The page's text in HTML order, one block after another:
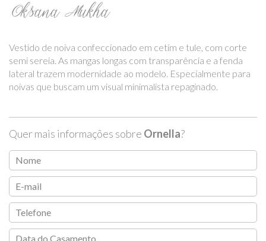
Oksana Mukha
Vestido de noiva confeccionado em cetim e tule, com corte
semi sereia. As mangas longas com transparência e a fenda
lateral trazem modernidade ao modelo. Especialmente para
noivas que buscam um visual minimalista repaginado.
Quer mais informações sobre Ornella?